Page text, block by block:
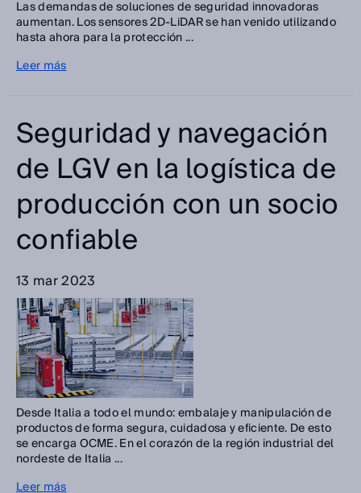
Las demandas de soluciones de seguridad innovadoras
aumentan. Los sensores 2D-LiDAR se han venido utilizando
hasta ahora para la protección ...
Leer más
Seguridad y navegación
de LGV en la logística de
producción con un socio
confiable
13 mar 2023
Desde Italia a todo el mundo: embalaje y manipulación de
productos de forma segura, cuidadosa y eficiente. De esto
se encarga OCME. En el corazón de la región industrial del
nordeste de Italia ...
Leer más